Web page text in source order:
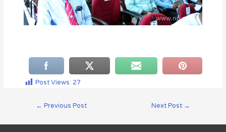
Post Views: 27
← Previous Post Next Post →